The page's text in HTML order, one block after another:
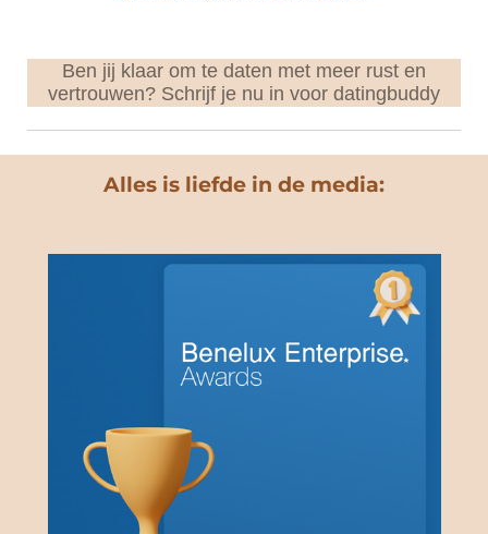
Ben jij klaar om te daten met meer rust en
vertrouwen? Schrijf je nu in voor datingbuddy
Alles is liefde in de media: